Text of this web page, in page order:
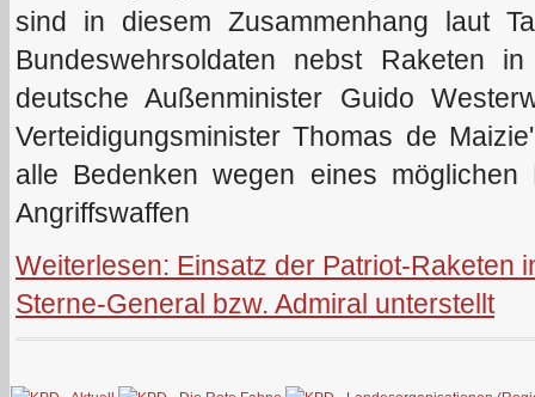
sind in diesem Zusammenhang laut
Bundeswehrsoldaten nebst Raketen
deutsche Außenminister Guido
Verteidigungsminister Thomas de
alle Bedenken wegen eines
Angriffswaffen
Weiterlesen: Einsatz der Patriot-Raketen
Sterne-General bzw. Admiral unterstellt